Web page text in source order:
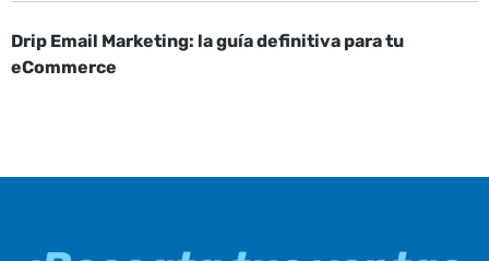
Drip Email Marketing: la guía definitiva para tu
eCommerce